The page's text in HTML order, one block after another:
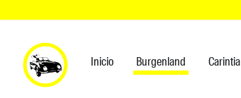
Inicio Burgenland Carintia